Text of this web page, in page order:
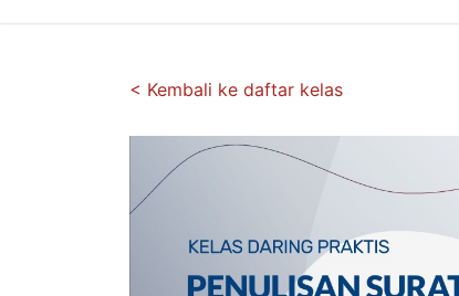
< Kembali ke daftar kelas